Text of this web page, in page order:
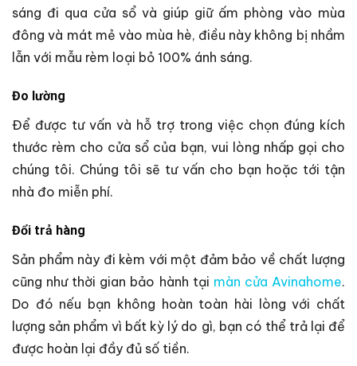
sáng đi qua cửa sổ và giúp giữ ấm phòng vào mùa
đông và mát mẻ vào mùa hè, điều này không bị nhầm
lẫn với mẫu rèm loại bỏ 100% ánh sáng.
Đo lường
Để được tư vấn và hỗ trợ trong việc chọn đúng kích
thước rèm cho cửa sổ của bạn, vui lòng nhấp gọi cho
chúng tôi. Chúng tôi sẽ tư vấn cho bạn hoặc tới tận
nhà đo miễn phí.
Đổi trả hàng
Sản phẩm này đi kèm với một đảm bảo về chất lượng
cũng như thời gian bảo hành tại màn cửa Avinahome.
Do đó nếu bạn không hoàn toàn hài lòng với chất
lượng sản phẩm vì bất kỳ lý do gì, bạn có thể trả lại để
được hoàn lại đầy đủ số tiền.